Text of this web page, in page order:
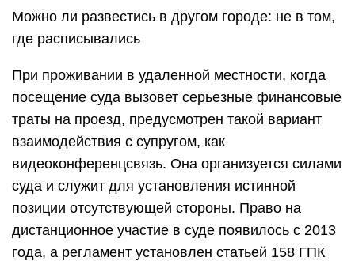
Можно ли развестись в другом городе: не в том,
где расписывались
При проживании в удаленной местности, когда
посещение суда вызовет серьезные финансовые
траты на проезд, предусмотрен такой вариант
взаимодействия с супругом, как
видеоконференцсвязь. Она организуется силами
суда и служит для установления истинной
позиции отсутствующей стороны. Право на
дистанционное участие в суде появилось с 2013
года, а регламент установлен статьей 158 ГПК